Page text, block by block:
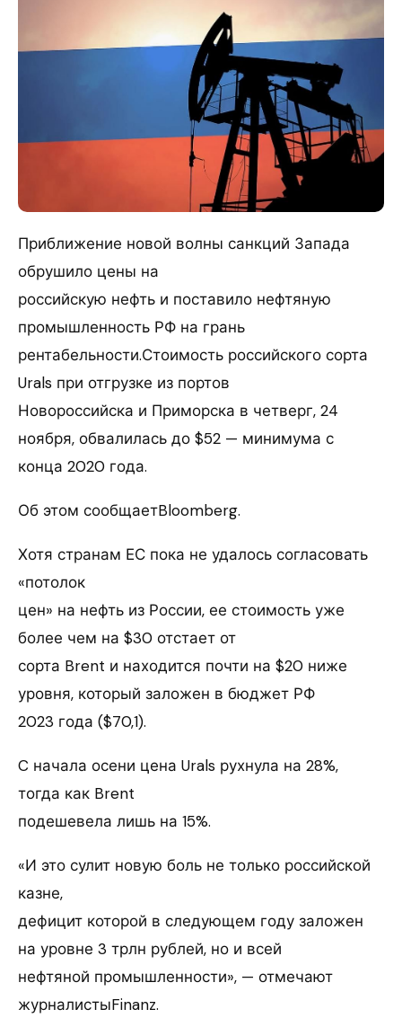
Приближение новой волны санкций Запада
обрушило цены на
российскую нефть и поставило нефтяную
промышленность РФ на грань
рентабельности.Стоимость российского сорта
Urals при отгрузке из портов
Новороссийска и Приморска в четверг, 24
ноября, обвалилась до $52 — минимума с
конца 2020 года.
Об этом сообщаетBloomberg.
Хотя странам ЕС пока не удалось согласовать
«потолок
цен» на нефть из России, ее стоимость уже
более чем на $30 отстает от
сорта Brent и находится почти на $20 ниже
уровня, который заложен в бюджет РФ
2023 года ($70,1).
C начала осени цена Urals рухнула на 28%,
тогда как Brent
подешевела лишь на 15%.
«И это сулит новую боль не только российской
казне,
дефицит которой в следующем году заложен
на уровне 3 трлн рублей, но и всей
нефтяной промышленности», — отмечают
журналистыFinanz.